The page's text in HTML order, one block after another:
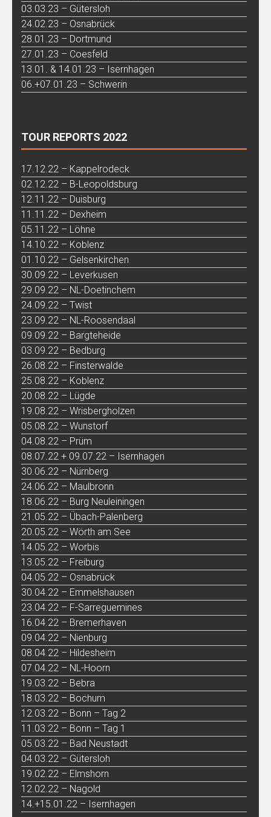
03.03.23 – Gütersloh
24.02.23 – Osnabrück
28.01.23 – Dortmund
27.01.23 – Coesfeld
13.01. & 14.01.23 – Isernhagen
06.+07.01.23 – Schwerin
TOUR REPORTS 2022
17.12.22 – Kappelrodeck
02.12.22 – B-Leopoldsburg
12.11.22 – Duisburg
11.11.22 – Dexheim
05.11.22 – Löhne
14.10.22 – Koblenz
01.10.22 – Gelsenkirchen
30.09.22 – Leverkusen
29.09.22 – NL-Doetinchem
24.09.22 – Twist
23.09.22 – NL-Roosendaal
09.09.22 – Bargteheide
03.09.22 – Bedburg
26.08.22 – Finsterwalde
25.08.22 – Koblenz
20.08.22 – Lügde
19.08.22 – Wrisbergholzen
05.08.22 – Wunstorf
04.08.22 – Prüm
08.07.22 + 09.07.22 – Isernhagen
30.06.22 – Nürnberg
24.06.22 – Maulbronn
18.06.22 – Burg Neuleiningen
21.05.22 – Übach-Palenberg
20.05.22 – Wörth am See
14.05.22 – Worbis
13.05.22 – Freiburg
04.05.22 – Osnabrück
30.04.22 – Emmelshausen
23.04.22 – F-Sarreguemines
16.04.22 – Bremerhaven
09.04.22 – Nienburg
08.04.22 – Hildesheim
07.04.22 – NL-Hoorn
19.03.22 – Bebra
18.03.22 – Bochum
12.03.22 – Bonn – Tag 2
11.03.22 – Bonn – Tag 1
05.03.22 – Bad Neustadt
04.03.22 – Gütersloh
19.02.22 – Elmshorn
12.02.22 – Nagold
14.+15.01.22 – Isernhagen